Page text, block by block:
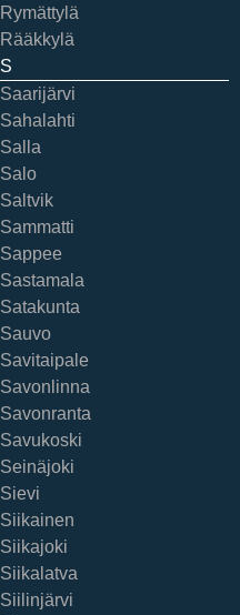
Rymättylä
Rääkkylä
S
Saarijärvi
Sahalahti
Salla
Salo
Saltvik
Sammatti
Sappee
Sastamala
Satakunta
Sauvo
Savitaipale
Savonlinna
Savonranta
Savukoski
Seinäjoki
Sievi
Siikainen
Siikajoki
Siikalatva
Siilinjärvi